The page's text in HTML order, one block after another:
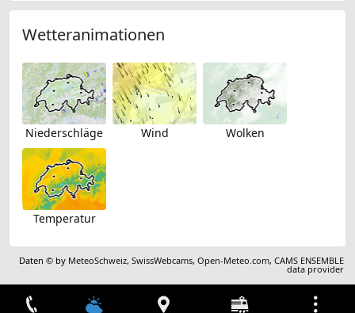
Wetteranimationen
Niederschläge Wind Wolken
Temperatur
Daten © by MeteoSchweiz,SwissWebcams,Open-Meteo.com,CAMS ENSEMBLE
data provider